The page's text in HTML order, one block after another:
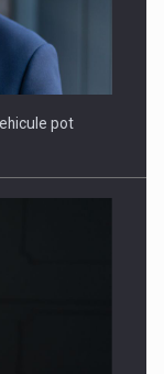
ACADEMIC
RO…
pot